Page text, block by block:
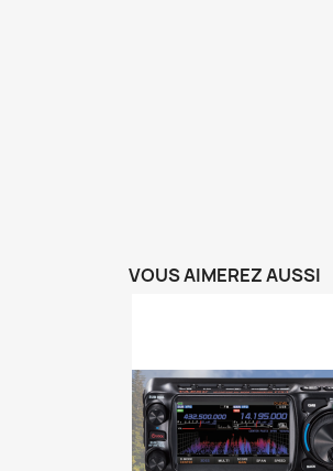
VOUS AIMEREZ AUSSI